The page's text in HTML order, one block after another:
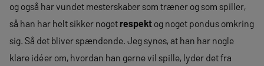
og også har vundet mesterskaber som træner og som spiller,
så han har helt sikker noget respekt og noget pondus omkring
sig. Så det bliver spændende. Jeg synes, at han har nogle
klare idéer om, hvordan han gerne vil spille, lyder det fra